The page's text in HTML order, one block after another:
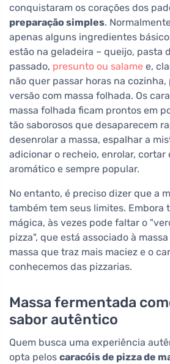
conquistaram os corações dos
preparação simples.
apenas alguns ingredientes
estão na geladeira – queijo, pasta
passado, presunto ou salame e,
não quer passar horas na
versão com massa folhada. Os
massa folhada ficam prontos em
tão saborosos que desaparecem
desenrolar a massa, espalhar a
adicionar o recheio, enrolar, cortar
aromático e sempre popular.
No entanto, é preciso dizer que a
também tem seus limites. Embora
mágica, às vezes pode faltar o
pizza", que está associado à
massa que traz mais maciez e o
conhecemos das pizzarias.
Massa fermentada
sabor autêntico
Quem busca uma experiência
opta pelos caracóis de pizza de